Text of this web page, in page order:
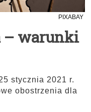
PIXABAY
– warunki
stycznia 2021 r.
obostrzenia dla